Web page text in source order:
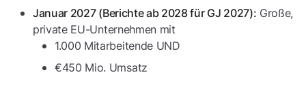
Januar 2027 (Berichte ab 2028 für GJ 2027): Große,
private EU-Unternehmen mit
1.000 Mitarbeitende UND
€450 Mio. Umsatz